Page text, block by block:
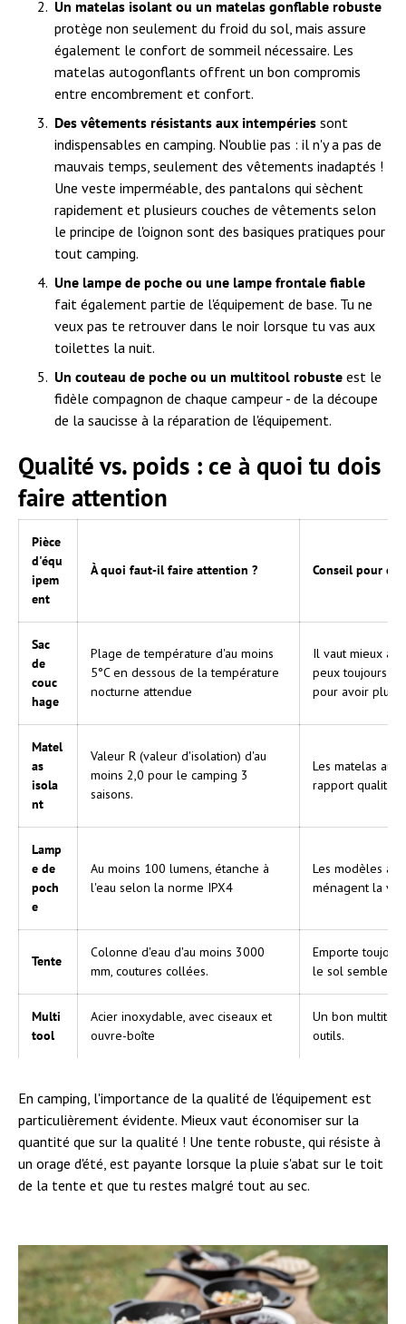
Un matelas isolant ou un matelas gonflable robuste
protège non seulement du froid du sol, mais assure
également le confort de sommeil nécessaire. Les
matelas autogonflants offrent un bon compromis
entre encombrement et confort.
Des vêtements résistants aux intempéries sont
indispensables en camping. N'oublie pas : il n'y a pas de
mauvais temps, seulement des vêtements inadaptés !
Une veste imperméable, des pantalons qui sèchent
rapidement et plusieurs couches de vêtements selon
le principe de l'oignon sont des basiques pratiques pour
tout camping.
Une lampe de poche ou une lampe frontale fiable
fait également partie de l'équipement de base. Tu ne
veux pas te retrouver dans le noir lorsque tu vas aux
toilettes la nuit.
Un couteau de poche ou un multitool robuste est le
fidèle compagnon de chaque campeur - de la découpe
de la saucisse à la réparation de l'équipement.
Qualité vs. poids : ce à quoi tu dois
faire attention
Pièce
d'équ
ipem
ent
À quoi faut-il faire attention ? Conseil pour
Sac
de
couc
hage
Plage de température d'au moins
5°C en dessous de la température
nocturne attendue
Il vaut mieux
peux toujours
pour avoir plus
Matel
as
isola
nt
Valeur R (valeur d'isolation) d'au
moins 2,0 pour le camping 3
saisons.
Les matelas
rapport qualité-
Lamp
e de
poch
e
Au moins 100 lumens, étanche à
l'eau selon la norme IPX4
Les modèles
ménagent la
Tente
Colonne d'eau d'au moins 3000
mm, coutures collées.
Emporte
le sol semble
Multi
tool
Acier inoxydable, avec ciseaux et
ouvre-boîte
Un bon
outils.
En camping, l'importance de la qualité de l'équipement est
particulièrement évidente. Mieux vaut économiser sur la
quantité que sur la qualité ! Une tente robuste, qui résiste à
un orage d'été, est payante lorsque la pluie s'abat sur le toit
de la tente et que tu restes malgré tout au sec.